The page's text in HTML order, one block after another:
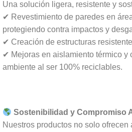
Una solución ligera, resistente y
✔ Revestimiento de paredes en
protegiendo contra impactos y
✔ Creación de estructuras
✔ Mejoras en aislamiento térmico y
ambiente al ser 100% reciclables.
Sostenibilidad y Compromiso
Nuestros productos no solo